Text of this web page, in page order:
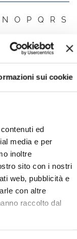
sui cookie
ed
media e per
inoltre
sito con i nostri
web, pubblicità e
con altre
raccolto dal
N O P Q R S